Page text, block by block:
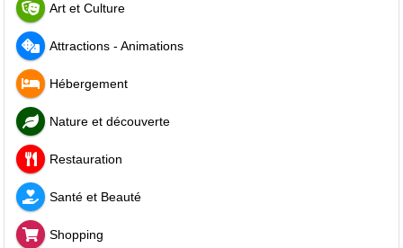
Art et Culture
Attractions - Animations
Hébergement
Nature et découverte
Restauration
Santé et Beauté
Shopping